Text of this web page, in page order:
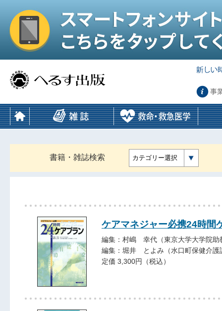
事
書籍・雑誌検索 カテゴリー選択
ケアマネジャー必携24時間
編集：村嶋 幸代（東京大学大学院助
編集：堀井 とよみ（水口町保健介護
定価 3,300円（税込）